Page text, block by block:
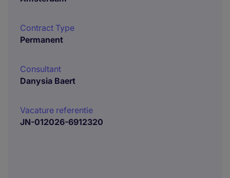
Contract Type
Permanent
Consultant
Danysia Baert
Vacature referentie
JN-012026-6912320